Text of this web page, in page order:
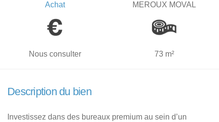
Achat MEROUX MOVAL
Nous consulter 73 m²
Description du bien
Investissez dans des bureaux premium au sein d’un